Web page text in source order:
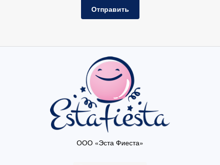
Отправить
ООО «Эста Фиеста»